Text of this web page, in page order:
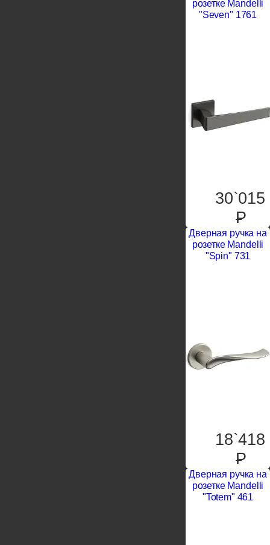
розетке Mandelli
"Seven" 1761
30`015
P
Дверная ручка на
розетке Mandelli
"Spin" 731
18`418
P
Дверная ручка на
розетке Mandelli
"Totem" 461